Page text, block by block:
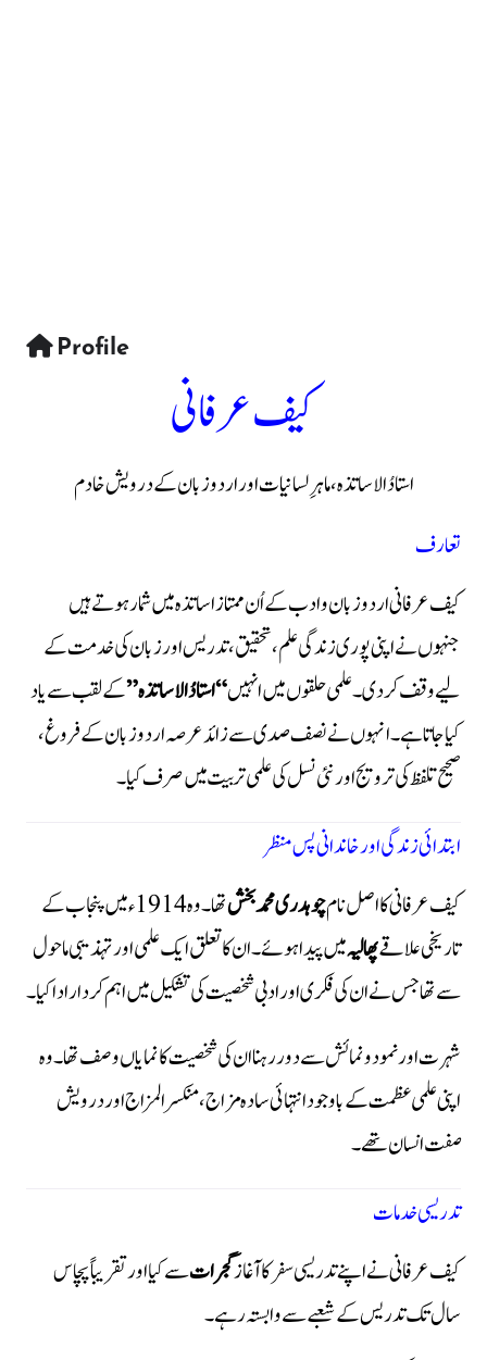
Profile
کیف عرفانی
استادُالاساتذہ، ماہرِ لسانیات اور اردو زبان کے درویش خادم
تعارف
کیف عرفانیاردو زبان و ادب کے اُن ممتاز اساتذہ میں شمار ہوتے ہیں
جنہوں نے اپنی پوری زندگی علم، تحقیق، تدریس اور زبان کی خدمت کے
لیے وقف کر دی۔ علمی حلقوں میں انہیں“استادُالاساتذہ”کے لقب سے یاد
کیا جاتا ہے۔ انہوں نے نصف صدی سے زائد عرصہ اردو زبان کے فروغ،
صحیح تلفظ کی ترویج اور نئی نسل کی علمی تربیت میں صرف کیا۔
ابتدائی زندگی اور خاندانی پس منظر
کیف عرفانی کا اصل نامچوہدری محمد بخش
تھا۔ وہ 1914ء میں پنجاب کے
تاریخی علاقےپھالیہمیں پیدا ہوئے۔ ان کا تعلق ایک علمی اور تہذیبی ماحول
سے تھا جس نے ان کی فکری اور ادبی شخصیت کی تشکیل میں اہم کردار ادا کیا۔
شہرت اور نمود و نمائش سے دور رہنا ان کی شخصیت کا نمایاں وصف تھا۔ وہ
اپنی علمی عظمت کے باوجود انتہائی سادہ مزاج، منکسرالمزاج اور درویش
صفت انسان تھے۔
تدریسی خدمات
کیف عرفانی نے اپنے تدریسی سفر کا آغازگجراتسے کیا اور تقریباً پچاس
سال تک تدریس کے شعبے سے وابستہ رہے۔